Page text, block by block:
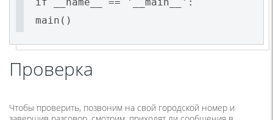
main()
Проверка
Чтобы проверить, позвоним на свой городской номер и